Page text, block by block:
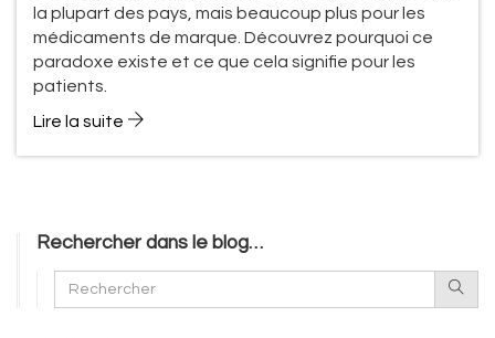
la plupart des pays, mais beaucoup plus pour les
médicaments de marque. Découvrez pourquoi ce
paradoxe existe et ce que cela signifie pour les
patients.
Lire la suite
Rechercher dans le blog…